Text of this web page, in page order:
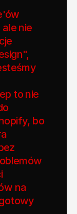
nie
to nie
bo
na